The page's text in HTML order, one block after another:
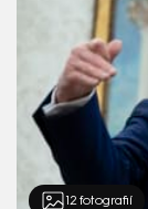
12 fotografií